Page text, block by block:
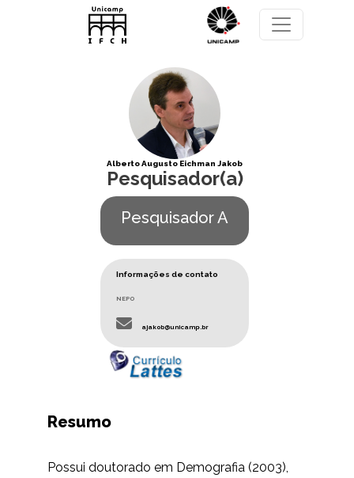
Pular para o conteúdo principal
Alberto Augusto Eichman Jakob
Pesquisador(a)
Pesquisador A
Informações de contato
NEPO
ajakob@unicamp.br
Resumo
Possui doutorado em Demografia (2003),